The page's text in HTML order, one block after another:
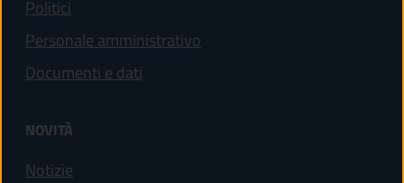
Politici
Personale amministrativo
Documenti e dati
NOVITÀ
Notizie